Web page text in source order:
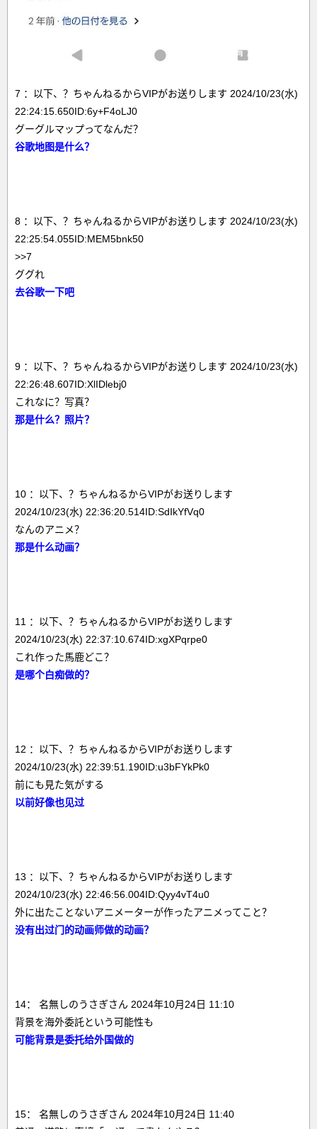
7 ：以下、？ちゃんねるからVIPがお送りします 2024/10/23(水)
22:24:15.650ID:6y+F4oLJ0
グーグルマップってなんだ？
谷歌地图是什么？
8 ：以下、？ちゃんねるからVIPがお送りします 2024/10/23(水)
22:25:54.055ID:MEM5bnk50
>>7
ググれ
去谷歌一下吧
9 ：以下、？ちゃんねるからVIPがお送りします 2024/10/23(水)
22:26:48.607ID:XlIDlebj0
これなに？写真？
那是什么？照片？
10 ：以下、？ちゃんねるからVIPがお送りします
2024/10/23(水) 22:36:20.514ID:SdIkYfVq0
なんのアニメ？
那是什么动画？
11 ：以下、？ちゃんねるからVIPがお送りします
2024/10/23(水) 22:37:10.674ID:xgXPqrpe0
これ作った馬鹿どこ？
是哪个白痴做的？
12 ：以下、？ちゃんねるからVIPがお送りします
2024/10/23(水) 22:39:51.190ID:u3bFYkPk0
前にも見た気がする
以前好像也见过
13 ：以下、？ちゃんねるからVIPがお送りします
2024/10/23(水) 22:46:56.004ID:Qyy4vT4u0
外に出たことないアニメーターが作ったアニメってこと？
没有出过门的动画师做的动画？
14： 名無しのうさぎさん 2024年10月24日 11:10
背景を海外委託という可能性も
可能背景是委托给外国做的
15： 名無しのうさぎさん 2024年10月24日 11:40